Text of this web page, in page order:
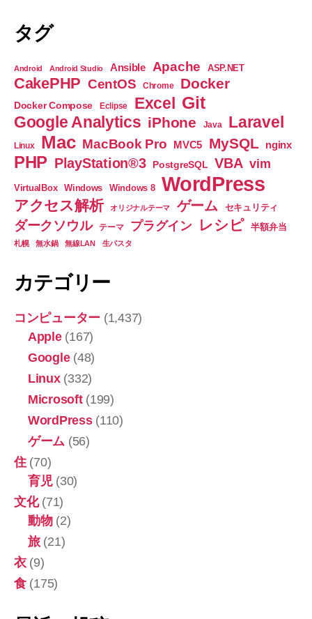
タグ
Android Android Studio Ansible Apache ASP.NET
CakePHP CentOS Chrome Docker
Docker Compose Eclipse Excel Git
Google Analytics iPhone Java Laravel
Linux Mac MacBook Pro MVC5 MySQL nginx
PHP PlayStation®3 PostgreSQL VBA vim
VirtualBox Windows Windows 8 WordPress
アクセス解析 オリジナルテーマ ゲーム セキュリティ
ダークソウル テーマ プラグイン レシピ 半額弁当
札幌 無水鍋 無線LAN 生パスタ
カテゴリー
コンピューター (1,437)
Apple(167)
Google(48)
Linux(332)
Microsoft(199)
WordPress(110)
ゲーム (56)
住(70)
育児(30)
文化(71)
動物(2)
旅(21)
衣(9)
食(175)